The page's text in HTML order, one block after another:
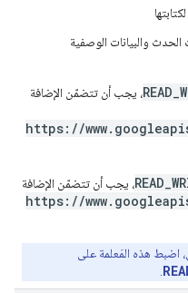
الحدث والبيانات الوصفية
، يجب أن تتضمّن الإضافة
https://
، يجب أن تتضمّن الإضافة
https://
اضبط هذه المَعلمة على